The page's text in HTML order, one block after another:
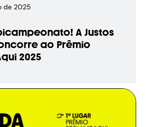
de 2025
A Justos
ao Prêmio
2025